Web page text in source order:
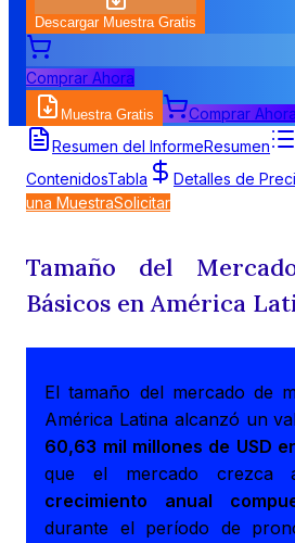
Descargar Muestra Gratis
Comprar Ahora
Muestra Gratis
Comprar Ahora
Resumen del InformeResumen
ContenidosTabla Detalles de
una MuestraSolicitar
Tamaño del
Básicos en América
El tamaño del mercado de
América Latina alcanzó un
60,63 mil millones de USD
que el mercado
crecimiento anual
durante el período de